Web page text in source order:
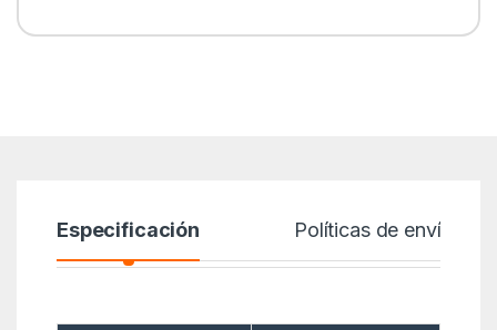
Especificación Políticas de envío